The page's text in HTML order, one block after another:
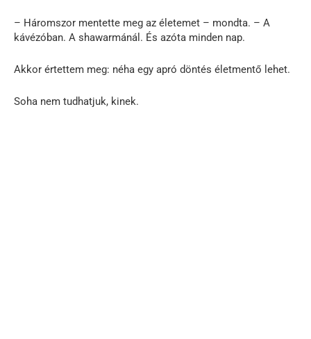
– Háromszor mentette meg az életemet – mondta. – A
kávézóban. A shawarmánál. És azóta minden nap.
Akkor értettem meg: néha egy apró döntés életmentő lehet.
Soha nem tudhatjuk, kinek.